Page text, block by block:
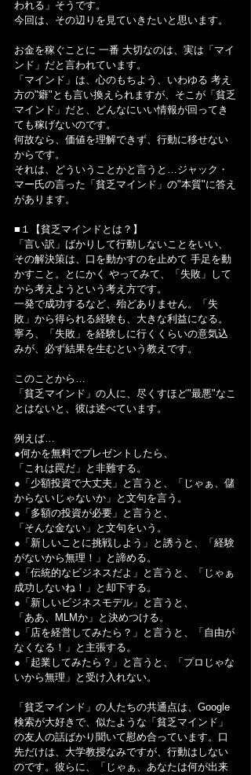
われる」そうです。
今回は、その辺りを見ていきたいと思います。
お金を稼ぐことに 一番 大切なのは、実は「マイ
ンド」だと言われています。
「マインド」は、心のもちよう、いわゆる 考え
方の"癖"とも言い換えられますが、そこが「貧乏
マインド」だと、どんなにいい情報が回ってき
ても稼げないのです。
何故なら、価値を理解できず、行動に移せない
からです。
それは、どういうことかと言うと…ジャック・
マー氏の言った「貧乏マインド」の"本質"に答え
があります。
■１【貧乏マインドとは？】
「言い訳」ばかりして行動しないことをいい、
その解決策は、口を動かすのを止めて 手足を動
かすこと。とにかく やってみて、「失敗」して
から考えようという考え方です。
一発で成功するなど、殆どありません。「失
敗」から得られる経験も、大きな利益になる。
寧ろ、「失敗」を経験しに行くくらいの意気込
みが、必ず結果を生むという教えです。
このことから…
「貧乏マインド」の人に、尽くすほど"最悪"なこ
とはないと、彼は述べています。
例えば…
●何かを無料でプレゼントしたら、
「これは罠だ」と非難する。
●「少額投資で大丈夫」と言うと、「じゃぁ、儲
からないじゃないか」と文句を言う。
●「多額の投資が必要」と言うと、
「そんな金ない」と文句をいう。
●「新しいことに挑戦しよう」と誘うと、「経験
がないから無理！」と諦める。
●「伝統的なビジネスだよ」と言うと、「じゃぁ
成功しないね！」と却下する。
●「新しいビジネスモデル」と言うと、
「ああ、MLMか」と決めつける。
●「店を経営してみたら？」と言うと、「自由が
なくなる！」と主張する。
●「起業してみたら？」と言うと、「プロじゃな
いから無理」と受け入れない。
「貧乏マインド」の人たちの共通点は、Google
検索が大好きで、似たような「貧乏マインド」
の友人の話ばかり聞いて慰め合っています。口
先だけは、大学教授なみですが、行動はしない
のです。彼らに、「じゃぁ、あなたは何が出来